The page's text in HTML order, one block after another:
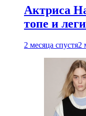
Актриса
топе и
2 месяца спустя2